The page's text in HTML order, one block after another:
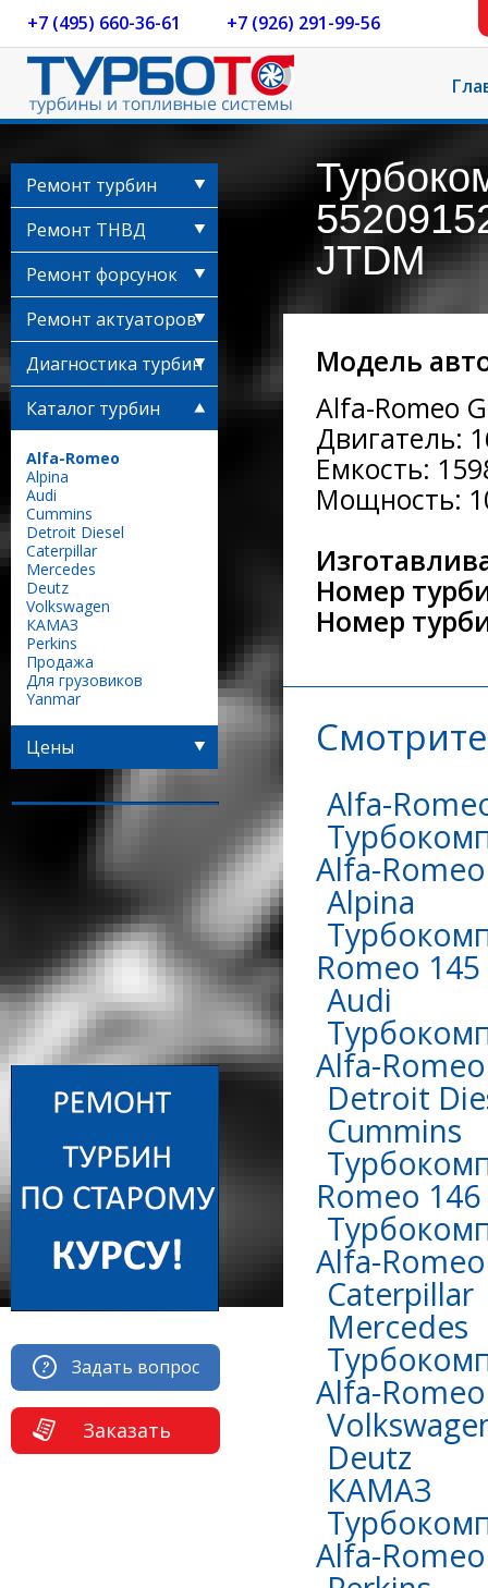
+7 (495) 660-36-61 +7 (926) 291-99-56
JTDM
Модель
Alfa-Romeo
Двигатель:
Емкость:
Мощность:
Номер
Номер
Alfa-
Alfa-
Alpina
Romeo
Audi
Alfa-
Detroit
Сummins
Romeo
Alfa-
Caterpillar
Mercedes
Alfa-
Deutz
КАМАЗ
Alfa-
Ремонт турбин
Ремонт ТНВД
Ремонт форсунок
Ремонт актуаторов
Диагностика турбин
Каталог турбин
Alfa-Romeo
Alpina
Audi
Сummins
Detroit Diesel
Caterpillar
Mercedes
Deutz
Volkswagen
КАМАЗ
Perkins
Продажа
Для грузовиков
Yanmar
Цены
Задать вопрос
Заказать